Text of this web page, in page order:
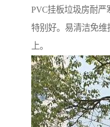
PVC挂板垃圾房耐
特别好。易清洁免维
上。